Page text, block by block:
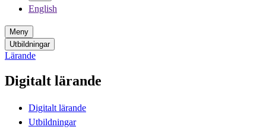
English
Meny
Utbildningar
Lärande
Digitalt lärande
Digitalt lärande
Utbildningar